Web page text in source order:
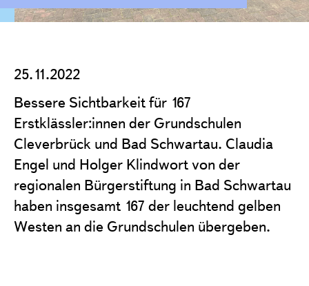
Kontakt
25.11.2022
Bessere Sichtbarkeit für 167
Erstklässler:innen der Grundschulen
Cleverbrück und Bad Schwartau. Claudia
Engel und Holger Klindwort von der
regionalen Bürgerstiftung in Bad Schwartau
haben insgesamt 167 der leuchtend gelben
Westen an die Grundschulen übergeben.